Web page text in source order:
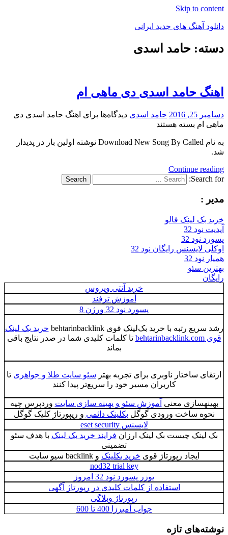
Skip to content
دانلود آهنگ های جدید ایرانی
دانلود
دسته: حامد اسدی
اهنگ حامد اسدی دی ماهی ام
دسامبر 25, 2016 حامد اسدی دیدگاه‌ها برای اهنگ حامد اسدی دی
ماهی ام بسته هستند
به نام Download New Song By Called نوشته اولین بار در پدیدار
شد.
Continue reading
Search for:
Search
مدیر :
خرید بک لینک فالو
آپدیت نود 32
پسورد نود 32
اوکلی لایسنس رایگان نود 32
همیار نود 32
بهترین سئو
رایگان
خرید آنتی ویروس
آموزش ترفند
پسورد نود 32 ورژن 8
رشد سریع رتبه با خرید بک‌لینک قوی behtarinbacklink
خرید بک لینک
قوی behtarinbacklink.com
تا کلمات کلیدی شما در صدر نتایج باقی
بماند
ارتقای ساختار ناوبری برای تجربه بهتر سئو سایت طلا و جواهری تا
کاربران مسیر خود را سریع‌تر پیدا کنند
بهینهسازی معنی آموزش سئو و بهینه سازی سایت وردپرس چیه
نحوه ساخت ورودی گوگل بکلینک دائمی و ریپورتاژ کلیک گوگل
لایسنس eset security
بک لینک چیست بک لینک ارزان فرایند خرید بک لینک با هدف سئو
تضمینی
ایجاد رپورتاژ قوی خرید بکلینک و backlink سیو سایت
nod32 trial key
یوزر پسورد نود 32 امروز
استفاده از کلمات کلیدی در رپورتاژ آگهی
رپورتاژ وبلاگی
جواب آمیرزا 400 تا 600
نوشته‌های تازه